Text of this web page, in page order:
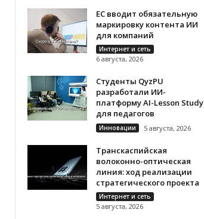
ЕС вводит обязательную
маркировку контента ИИ
для компаний
Интернет и сеть
6 августа, 2026
Студенты QyzPU
разработали ИИ-
платформу AI-Lesson Study
для педагогов
Инновации 5 августа, 2026
Транскаспийская
волоконно-оптическая
линия: ход реализации
стратегического проекта
Интернет и сеть
5 августа, 2026